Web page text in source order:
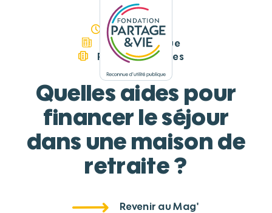
09/07/2020
Guide Pratique
Fiches pratiques
Quelles aides pour
financer le séjour
dans une maison de
retraite ?
Revenir au Mag'
Panneau de gestion des cookies